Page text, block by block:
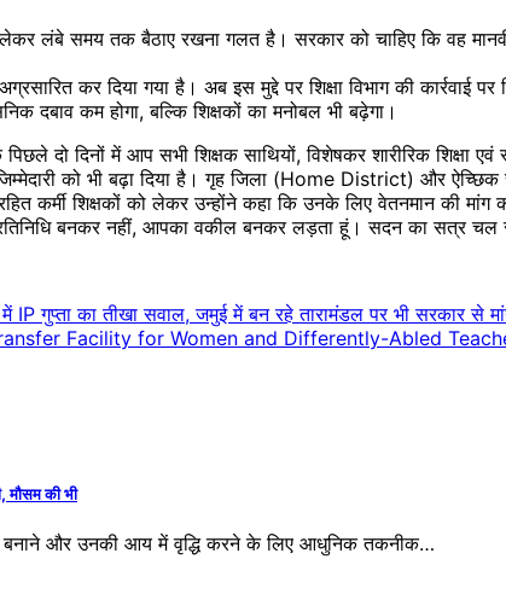
लंबे समय तक बैठाए रखना गलत है। सरकार को चाहिए कि वह
कर दिया गया है। अब इस मुद्दे पर शिक्षा विभाग की कार्रवाई
दबाव कम होगा, बल्कि शिक्षकों का मनोबल भी बढ़ेगा।
दो दिनों में आप सभी शिक्षक साथियों, विशेषकर शारीरिक शिक्षा
को भी बढ़ा दिया है। गृह जिला (Home District) और ऐच्छिक
कर्मी शिक्षकों को लेकर उन्होंने कहा कि उनके लिए वेतनमान की
बनकर नहीं, आपका वकील बनकर लड़ता हूं। सदन का सत्र चल
का तीखा सवाल, जमुई में बन रहे तारामंडल पर भी सरकार से
Facility for Women and Differently-Abled
मौसम की भी
और उनकी आय में वृद्धि करने के लिए आधुनिक तकनीक…